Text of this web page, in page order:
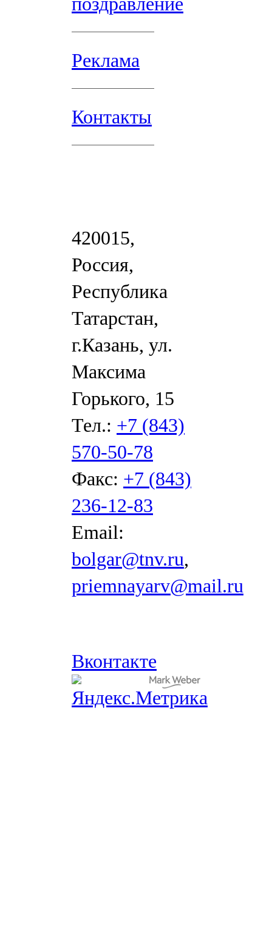
Реклама
Контакты
420015,
Россия,
Республика
Татарстан,
г.Казань, ул.
Максима
Горького, 15
Тел.: +7 (843)
570-50-78
Факс: +7 (843)
236-12-83
Email:
bolgar@tnv.ru,
priemnayarv@mail.ru
Вконтакте